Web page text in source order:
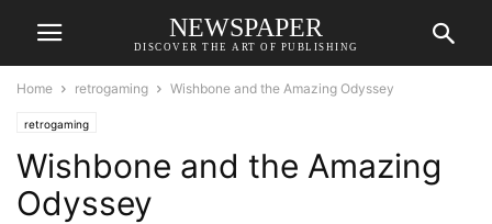
NEWSPAPER
DISCOVER THE ART OF PUBLISHING
Home retrogaming Wishbone and the Amazing Odyssey
retrogaming
Wishbone and the Amazing
Odyssey